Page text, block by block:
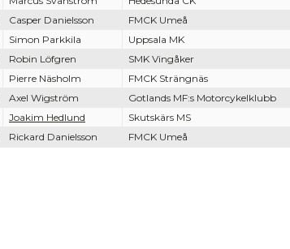
Casper Danielsson FMCK Umeå
Simon Parkkila Uppsala MK
Robin Löfgren SMK Vingåker
Pierre Näsholm FMCK Strängnäs
Axel Wigström Gotlands MF:s Motorcykelklubb
Joakim Hedlund Skutskärs MS
Rickard Danielsson FMCK Umeå